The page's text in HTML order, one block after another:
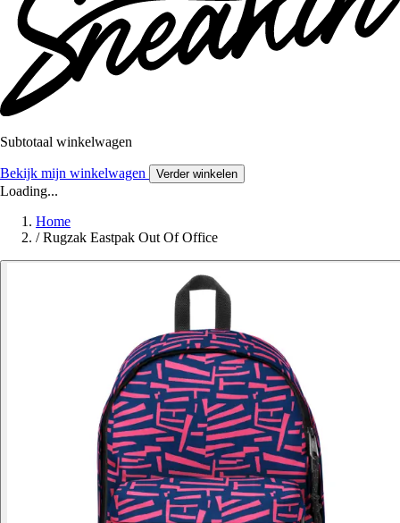
Subtotaal winkelwagen
Bekijk mijn winkelwagen Verder winkelen
Loading...
Home
/ Rugzak Eastpak Out Of Office